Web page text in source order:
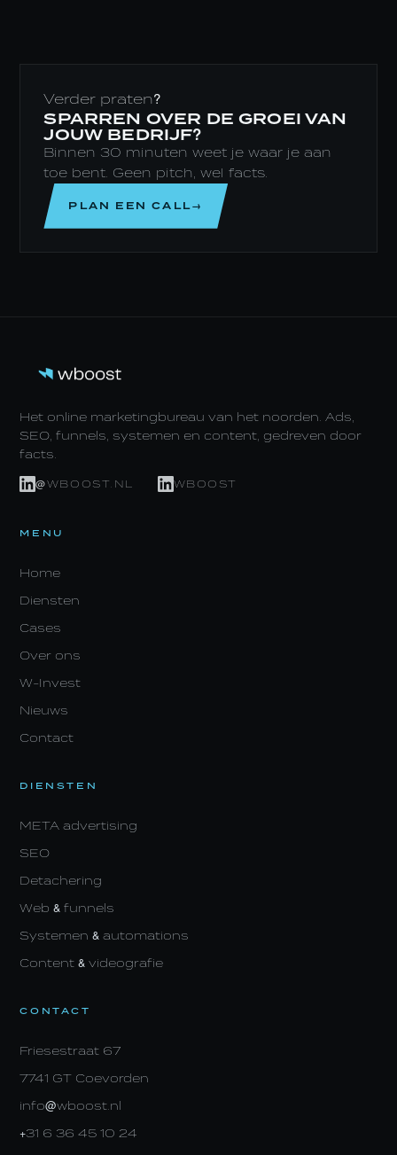
Verder praten?
SPARREN OVER DE GROEI VAN
JOUW BEDRIJF?
Binnen 30 minuten weet je waar je aan
toe bent. Geen pitch, wel facts.
PLAN EEN CALL→
Het online marketingbureau van het noorden. Ads,
SEO, funnels, systemen en content, gedreven door
facts.
@WBOOST.NL WBOOST
MENU
Home
Diensten
Cases
Over ons
W-Invest
Nieuws
Contact
DIENSTEN
META advertising
SEO
Detachering
Web & funnels
Systemen & automations
Content & videografie
CONTACT
Friesestraat 67
7741 GT Coevorden
info@wboost.nl
+31 6 36 45 10 24